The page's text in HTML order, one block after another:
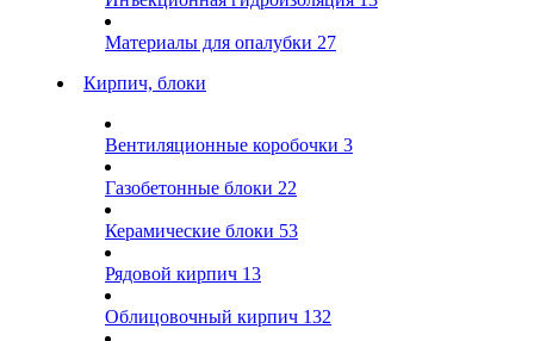
Материалы для опалубки 27
Кирпич, блоки
Вентиляционные коробочки 3
Газобетонные блоки 22
Керамические блоки 53
Рядовой кирпич 13
Облицовочный кирпич 132